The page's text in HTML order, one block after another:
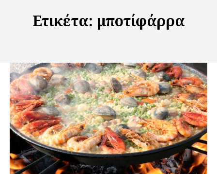
Ετικέτα: μποτίφάρρα